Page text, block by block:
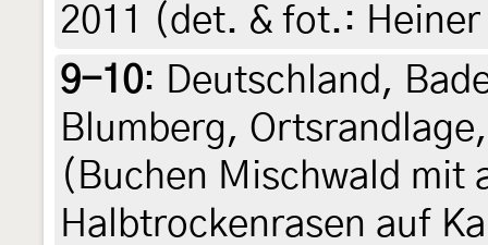
2011 (det. & fot.:
9-10: Deutschland,
Blumberg,
(Buchen Mischwald mit
Halbtrockenrasen auf